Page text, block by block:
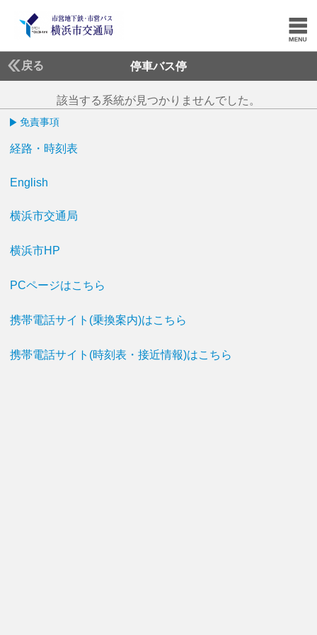
戻る 停車バス停
該当する系統が見つかりませんでした。
免責事項
経路・時刻表
English
横浜市交通局
横浜市HP
PCページはこちら
携帯電話サイト(乗換案内)はこちら
携帯電話サイト(時刻表・接近情報)はこちら